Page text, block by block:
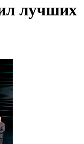
лучших